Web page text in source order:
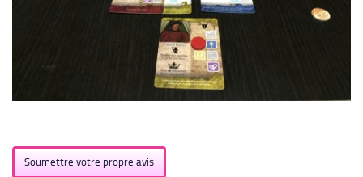
Soumettre votre propre avis